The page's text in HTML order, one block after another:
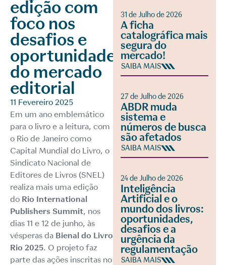
edição com
foco nos
desafios e
oportunidades
do mercado
editorial
11 Fevereiro 2025
Em um ano emblemático
para o livro e a leitura, com
o Rio de Janeiro como
Capital Mundial do Livro, o
Sindicato Nacional de
Editores de Livros (SNEL)
realiza mais uma edição
do Rio International
Publishers Summit, nos
dias 11 e 12 de junho, às
vésperas da Bienal do Livro
Rio 2025. O projeto faz
parte das ações inscritas no
31 de Julho de 2026
A ficha
catalográfica mais
segura do
mercado!
SAIBA MAIS
27 de Julho de 2026
ABDR muda
sistema e
números de busca
são afetados
SAIBA MAIS
24 de Julho de 2026
Inteligência
Artificial e o
mundo dos livros:
oportunidades,
desafios e a
urgência da
regulamentação
SAIBA MAIS